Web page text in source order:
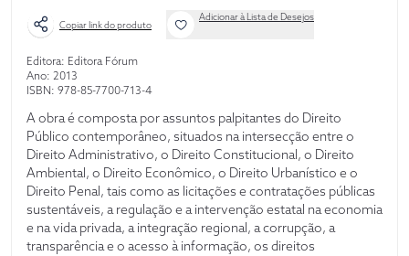
Copiar link do produto
Adicionar à Lista de Desejos
Editora: Editora Fórum
Ano: 2013
ISBN: 978-85-7700-713-4
A obra é composta por assuntos palpitantes do Direito
Público contemporâneo, situados na intersecção entre o
Direito Administrativo, o Direito Constitucional, o Direito
Ambiental, o Direito Econômico, o Direito Urbanístico e o
Direito Penal, tais como as licitações e contratações públicas
sustentáveis, a regulação e a intervenção estatal na economia
e na vida privada, a integração regional, a corrupção, a
transparência e o acesso à informação, os direitos